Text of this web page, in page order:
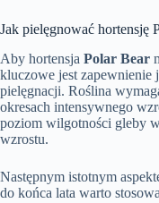
Jak pielęgnować hortensję
Aby hortensja Polar Bear
kluczowe jest zapewnienie
pielęgnacji. Roślina
okresach intensywnego
poziom wilgotności gleby
wzrostu.
Następnym istotnym
do końca lata warto